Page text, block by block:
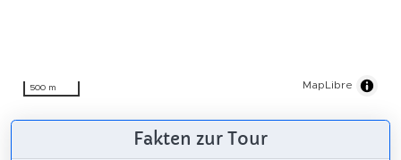
500 m MapLibre
Fakten zur Tour